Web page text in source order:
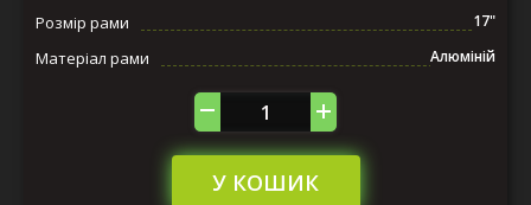
Розмір рами 17"
Матеріал рами Алюміній
У КОШИК